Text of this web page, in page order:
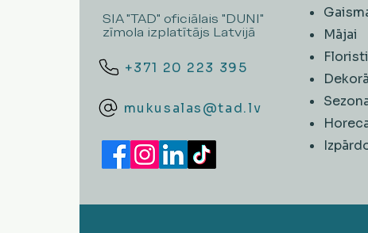
SIA "TAD" oficiālais "DUNI"
zīmola izplatītājs Latvijā
+371 20 223 395
mukusalas@tad.lv
Mājai